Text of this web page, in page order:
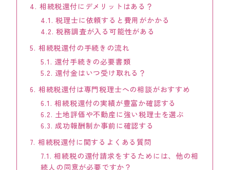
COLUMN
コラム
TAX LAW TOPICS
税法トピックス
メディア情報
COMPANY
会社案内
ACCESS
アクセス
4. 相続税還付にデメリットはある？
4.1. 税理士に依頼すると費用がかかる
4.2. 税務調査が入る可能性がある
5. 相続税還付の手続きの流れ
5.1. 還付手続きの必要書類
5.2. 還付金はいつ受け取れる？
6. 相続税還付は専門税理士への相談がおすすめ
6.1. 相続税還付の実績が豊富か確認する
6.2. 土地評価や不動産に強い税理士を選ぶ
6.3. 成功報酬制か事前に確認する
7. 相続税還付に関するよくある質問
7.1. 相続税の還付請求をするためには、他の相
続人の同意が必要ですか？